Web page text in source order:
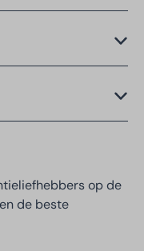
op de
de beste